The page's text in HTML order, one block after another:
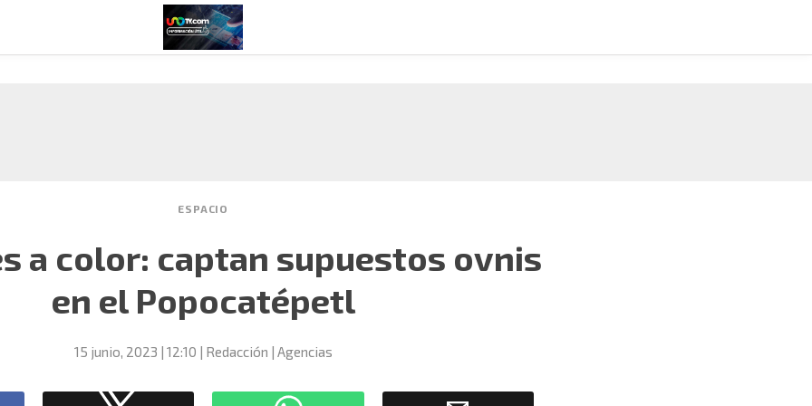
ESPACIO
a color: captan supuestos ovnis
en el Popocatépetl
15 junio, 2023 | 12:10 Redacción | Agencias